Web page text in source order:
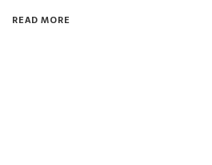
READ MORE